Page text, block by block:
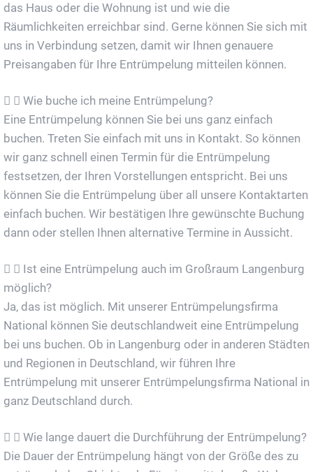
das Haus oder die Wohnung ist und wie die
Räumlichkeiten erreichbar sind. Gerne können Sie sich mit
uns in Verbindung setzen, damit wir Ihnen genauere
Preisangaben für Ihre Entrümpelung mitteilen können.
Wie buche ich meine Entrümpelung?
Eine Entrümpelung können Sie bei uns ganz einfach
buchen. Treten Sie einfach mit uns in Kontakt. So können
wir ganz schnell einen Termin für die Entrümpelung
festsetzen, der Ihren Vorstellungen entspricht. Bei uns
können Sie die Entrümpelung über all unsere Kontaktarten
einfach buchen. Wir bestätigen Ihre gewünschte Buchung
dann oder stellen Ihnen alternative Termine in Aussicht.
Ist eine Entrümpelung auch im Großraum Langenburg
möglich?
Ja, das ist möglich. Mit unserer Entrümpelungsfirma
National können Sie deutschlandweit eine Entrümpelung
bei uns buchen. Ob in Langenburg oder in anderen Städten
und Regionen in Deutschland, wir führen Ihre
Entrümpelung mit unserer Entrümpelungsfirma National in
ganz Deutschland durch.
Wie lange dauert die Durchführung der Entrümpelung?
Die Dauer der Entrümpelung hängt von der Größe des zu